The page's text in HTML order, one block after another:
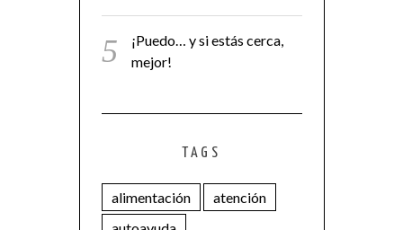
¡Puedo… y si estás cerca,
mejor!
TAGS
alimentación
atención